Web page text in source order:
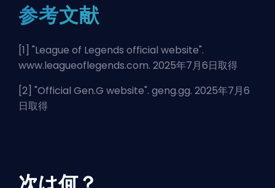
参考文献
[1] "League of Legends official website".
www.leagueoflegends.com. 2025年7月6日取得
[2] "Official Gen.G website". geng.gg. 2025年7月6
日取得